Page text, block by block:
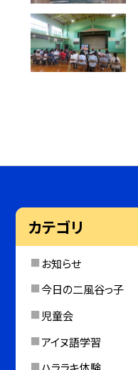
カテゴリ
お知らせ
今日の二風谷っ子
児童会
アイヌ語学習